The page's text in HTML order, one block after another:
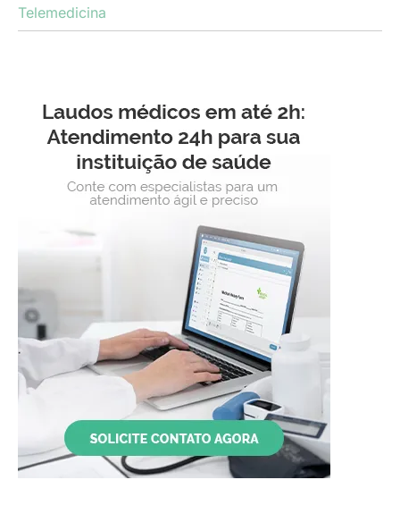
Telemedicina